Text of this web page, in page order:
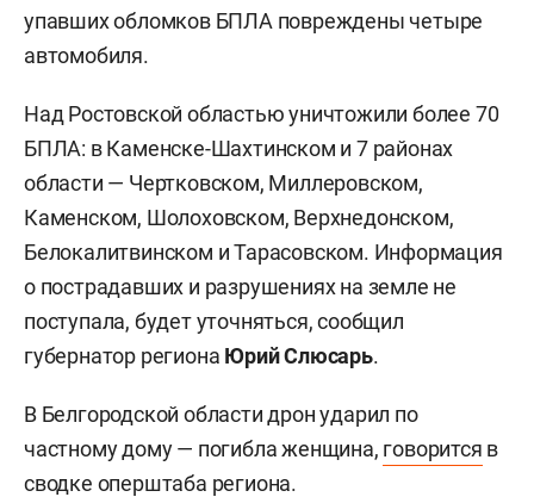
упавших обломков БПЛА повреждены четыре
автомобиля.
Над Ростовской областью уничтожили более 70
БПЛА: в Каменске-Шахтинском и 7 районах
области — Чертковском, Миллеровском,
Каменском, Шолоховском, Верхнедонском,
Белокалитвинском и Тарасовском. Информация
о пострадавших и разрушениях на земле не
поступала, будет уточняться, сообщил
губернатор региона Юрий Слюсарь.
В Белгородской области дрон ударил по
частному дому — погибла женщина, говорится в
сводке оперштаба региона.